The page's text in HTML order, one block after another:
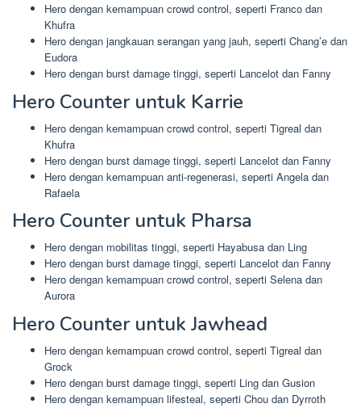
Hero dengan kemampuan crowd control, seperti Franco dan
Khufra
Hero dengan jangkauan serangan yang jauh, seperti Chang’e dan
Eudora
Hero dengan burst damage tinggi, seperti Lancelot dan Fanny
Hero Counter untuk Karrie
Hero dengan kemampuan crowd control, seperti Tigreal dan
Khufra
Hero dengan burst damage tinggi, seperti Lancelot dan Fanny
Hero dengan kemampuan anti-regenerasi, seperti Angela dan
Rafaela
Hero Counter untuk Pharsa
Hero dengan mobilitas tinggi, seperti Hayabusa dan Ling
Hero dengan burst damage tinggi, seperti Lancelot dan Fanny
Hero dengan kemampuan crowd control, seperti Selena dan
Aurora
Hero Counter untuk Jawhead
Hero dengan kemampuan crowd control, seperti Tigreal dan
Grock
Hero dengan burst damage tinggi, seperti Ling dan Gusion
Hero dengan kemampuan lifesteal, seperti Chou dan Dyrroth